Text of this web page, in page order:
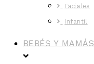
Faciales
Infantil
BEBÉS Y MAMÁS